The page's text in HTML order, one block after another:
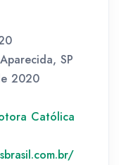
SP
2020
Católica